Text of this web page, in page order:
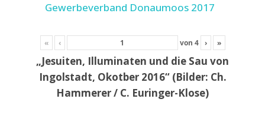
« ‹ von 4 › »
„Jesuiten, Illuminaten und die Sau von
Ingolstadt, Okotber 2016“ (Bilder: Ch.
Hammerer / C. Euringer-Klose)